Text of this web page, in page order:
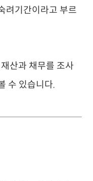
려기간이라고 부르
산과 채무를 조사
수 있습니다.